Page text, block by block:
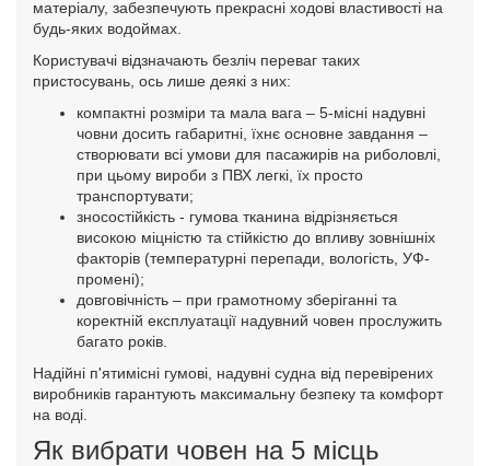
матеріалу, забезпечують прекрасні ходові властивості на
будь-яких водоймах.
Користувачі відзначають безліч переваг таких
пристосувань, ось лише деякі з них:
компактні розміри та мала вага – 5-місні надувні
човни досить габаритні, їхнє основне завдання –
створювати всі умови для пасажирів на риболовлі,
при цьому вироби з ПВХ легкі, їх просто
транспортувати;
зносостійкість - гумова тканина відрізняється
високою міцністю та стійкістю до впливу зовнішніх
факторів (температурні перепади, вологість, УФ-
промені);
довговічність – при грамотному зберіганні та
коректній експлуатації надувний човен прослужить
багато років.
Надійні п'ятимісні гумові, надувні судна від перевірених
виробників гарантують максимальну безпеку та комфорт
на воді.
Як вибрати човен на 5 місць